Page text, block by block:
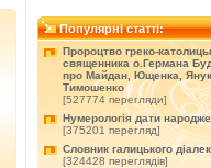
Популярні статті:
Пророцтво греко-
священника о.Германа
про Майдан, Ющенка,
Тимошенко
[527774 перегляди]
Нумерологія дати
[375201 перегляд]
Словник галицького
[324428 переглядів]